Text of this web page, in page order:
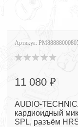
Артикул:
11 080 ₽
AUDIO-
кардиоидный
SPL, разъём